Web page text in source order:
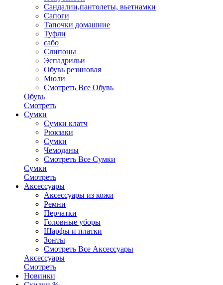
Сандалии,пантолеты, вьетнамки
Сапоги
Тапочки домашние
Туфли
сабо
Слипоны
Эспадрильи
Обувь резиновая
Мюли
Смотреть Все Обувь
Обувь
Смотреть
Сумки
Сумки клатч
Рюкзаки
Сумки
Чемоданы
Смотреть Все Сумки
Сумки
Смотреть
Аксессуары
Аксессуары из кожи
Ремни
Перчатки
Головные уборы
Шарфы и платки
Зонты
Смотреть Все Аксессуары
Аксессуары
Смотреть
Новинки